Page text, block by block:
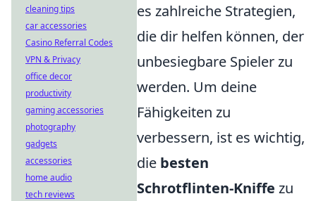
es zahlreiche Strategien,
die dir helfen können, der
unbesiegbare Spieler zu
werden. Um deine
Fähigkeiten zu
verbessern, ist es wichtig,
die besten
Schrotflinten-Kniffe zu
cleaning tips
car accessories
Casino Referral Codes
VPN & Privacy
office decor
productivity
gaming accessories
photography
gadgets
accessories
home audio
tech reviews